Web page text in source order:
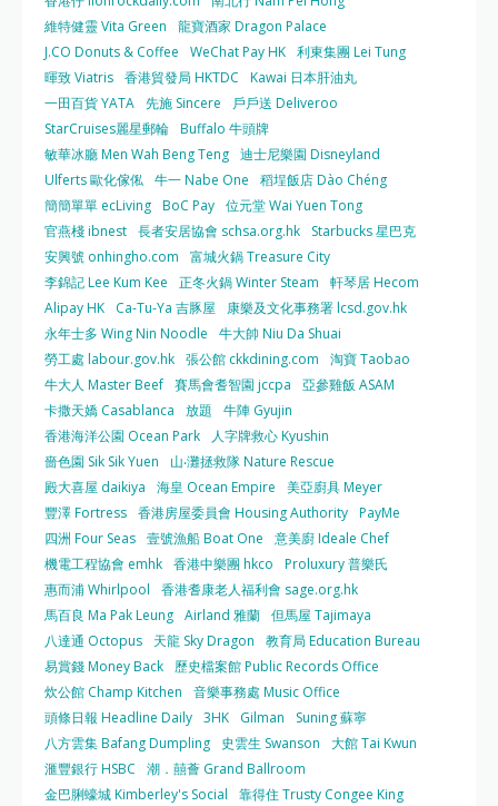
維特健靈 Vita Green
龍寶酒家 Dragon Palace
J.CO Donuts & Coffee
WeChat Pay HK 利東集團 Lei Tung
暉致 Viatris 香港貿發局 HKTDC
Kawai 日本肝油丸
一田百貨 YATA 先施 Sincere
戶戶送 Deliveroo
StarCruises麗星郵輪 Buffalo 牛頭牌
敏華冰廳 Men Wah Beng Teng 迪士尼樂園 Disneyland
Ulferts 歐化傢俬 牛一 Nabe One
稻埕飯店 Dào Chéng
簡簡單單 ecLiving BoC Pay 位元堂 Wai Yuen Tong
官燕棧 ibnest 長者安居協會 schsa.org.hk
Starbucks 星巴克
安興號 onhingho.com
富城火鍋 Treasure City
李錦記 Lee Kum Kee
正冬火鍋 Winter Steam
軒琴居 Hecom
Alipay HK
Ca-Tu-Ya 吉豚屋
康樂及文化事務署 lcsd.gov.hk
永年士多 Wing Nin Noodle
牛大帥 Niu Da Shuai
勞工處 labour.gov.hk 張公館 ckkdining.com
淘寶 Taobao
牛大人 Master Beef 賽馬會耆智園 jccpa
亞參雞飯 ASAM
卡撒天嬌 Casablanca
放題
牛陣 Gyujin
香港海洋公園 Ocean Park
人字牌救心 Kyushin
嗇色園 Sik Sik Yuen
山‧灘拯救隊 Nature Rescue
殿大喜屋 daikiya
海皇 Ocean Empire
美亞廚具 Meyer
豐澤 Fortress 香港房屋委員會 Housing Authority PayMe
四洲 Four Seas 壹號漁船 Boat One
意美廚 Ideale Chef
機電工程協會 emhk 香港中樂團 hkco
Proluxury 普樂氏
惠而浦 Whirlpool
香港耆康老人福利會 sage.org.hk
馬百良 Ma Pak Leung Airland 雅蘭 但馬屋 Tajimaya
八達通 Octopus
天龍 Sky Dragon
教育局 Education Bureau
易賞錢 Money Back
歷史檔案館 Public Records Office
炊公館 Champ Kitchen
音樂事務處 Music Office
頭條日報 Headline Daily 3HK Gilman
Suning 蘇寧
八方雲集 Bafang Dumpling
史雲生 Swanson
大館 Tai Kwun
滙豐銀行 HSBC
潮．囍薈 Grand Ballroom
金巴脷蠔城 Kimberley's Social
靠得住 Trusty Congee King